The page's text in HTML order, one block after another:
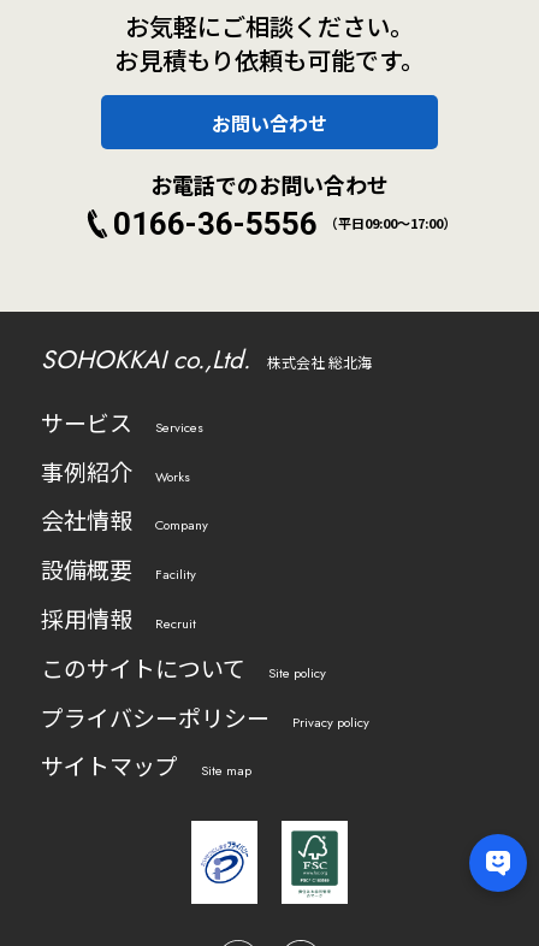
お気軽にご相談ください。
お見積もり依頼も可能です。
お問い合わせ
お電話でのお問い合わせ
0166-36-5556 （平日09:00～17:00）
SOHOKKAI co.,Ltd. 株式会社 総北海
サービス Services
事例紹介 Works
会社情報 Company
設備概要 Facility
採用情報 Recruit
このサイトについて Site policy
プライバシーポリシー Privacy policy
サイトマップ Site map